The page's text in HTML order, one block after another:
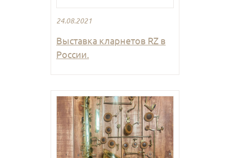
24.08.2021
Выставка кларнетов RZ в
России.